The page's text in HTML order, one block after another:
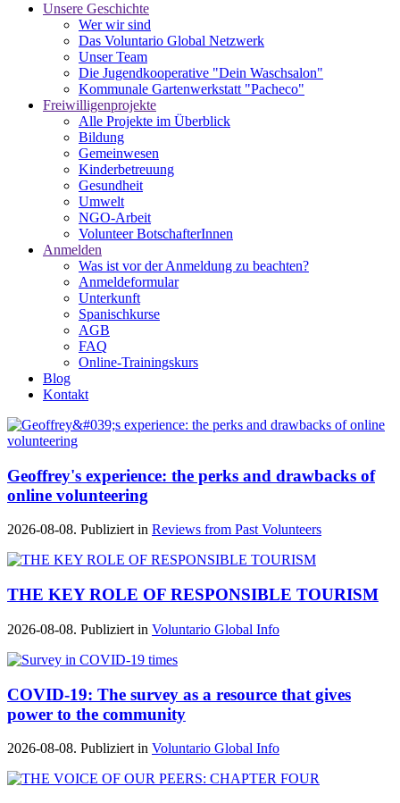
Unsere Geschichte
Wer wir sind
Das Voluntario Global Netzwerk
Unser Team
Die Jugendkooperative "Dein Waschsalon"
Kommunale Gartenwerkstatt "Pacheco"
Freiwilligenprojekte
Alle Projekte im Überblick
Bildung
Gemeinwesen
Kinderbetreuung
Gesundheit
Umwelt
NGO-Arbeit
Volunteer BotschafterInnen
Anmelden
Was ist vor der Anmeldung zu beachten?
Anmeldeformular
Unterkunft
Spanischkurse
AGB
FAQ
Online-Trainingskurs
Blog
Kontakt
Geoffrey's experience: the perks and drawbacks of
online volunteering
2026-08-08. Publiziert in Reviews from Past Volunteers
THE KEY ROLE OF RESPONSIBLE TOURISM
2026-08-08. Publiziert in Voluntario Global Info
COVID-19: The survey as a resource that gives
power to the community
2026-08-08. Publiziert in Voluntario Global Info